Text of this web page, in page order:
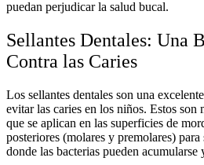
puedan perjudicar la salud bucal.
Sellantes Dentales: Una
Contra las Caries
Los sellantes dentales son una
evitar las caries en los niños. Estos son
que se aplican en las superficies de
posteriores (molares y premolares)
donde las bacterias pueden acumularse